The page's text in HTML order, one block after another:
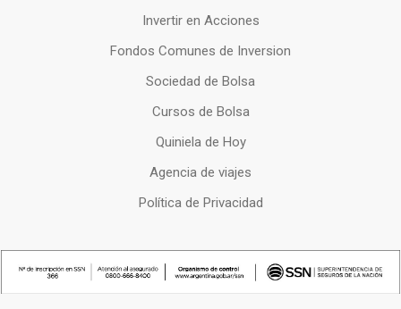
Invertir en Acciones
Fondos Comunes de Inversion
Sociedad de Bolsa
Cursos de Bolsa
Quiniela de Hoy
Agencia de viajes
Política de Privacidad